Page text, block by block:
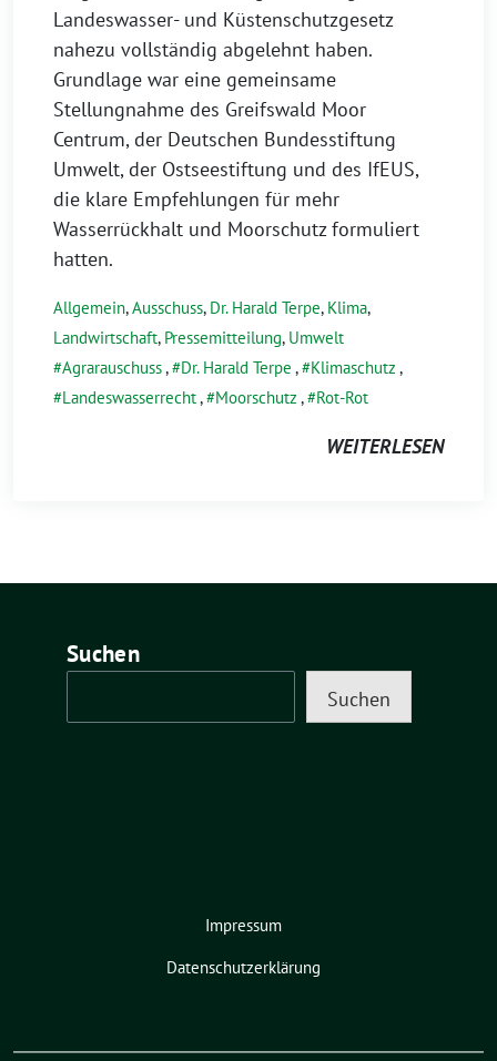
Landeswasser- und Küstenschutzgesetz
nahezu vollständig abgelehnt haben.
Grundlage war eine gemeinsame
Stellungnahme des Greifswald Moor
Centrum, der Deutschen Bundesstiftung
Umwelt, der Ostseestiftung und des IfEUS,
die klare Empfehlungen für mehr
Wasserrückhalt und Moorschutz formuliert
hatten.
Allgemein,Ausschuss, Dr. Harald Terpe, Klima,
Landwirtschaft, Pressemitteilung, Umwelt
Agrarauschuss, Dr. Harald Terpe , Klimaschutz ,
Landeswasserrecht, Moorschutz , Rot-Rot
WEITERLESEN
Suchen
Suchen
Impressum
Datenschutzerklärung